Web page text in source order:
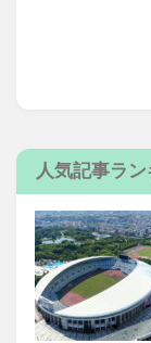
人気記事ラン